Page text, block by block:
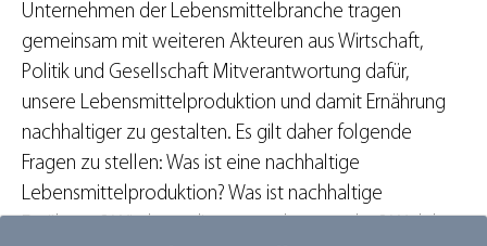
Unternehmen der Lebensmittelbranche tragen
gemeinsam mit weiteren Akteuren aus Wirtschaft,
Politik und Gesellschaft Mitverantwortung dafür,
unsere Lebensmittelproduktion und damit Ernährung
nachhaltiger zu gestalten. Es gilt daher folgende
Fragen zu stellen: Was ist eine nachhaltige
Lebensmittelproduktion? Was ist nachhaltige